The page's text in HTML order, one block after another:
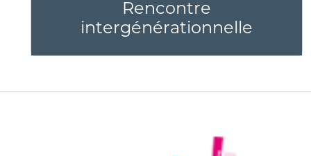
Rencontre
intergénérationnelle